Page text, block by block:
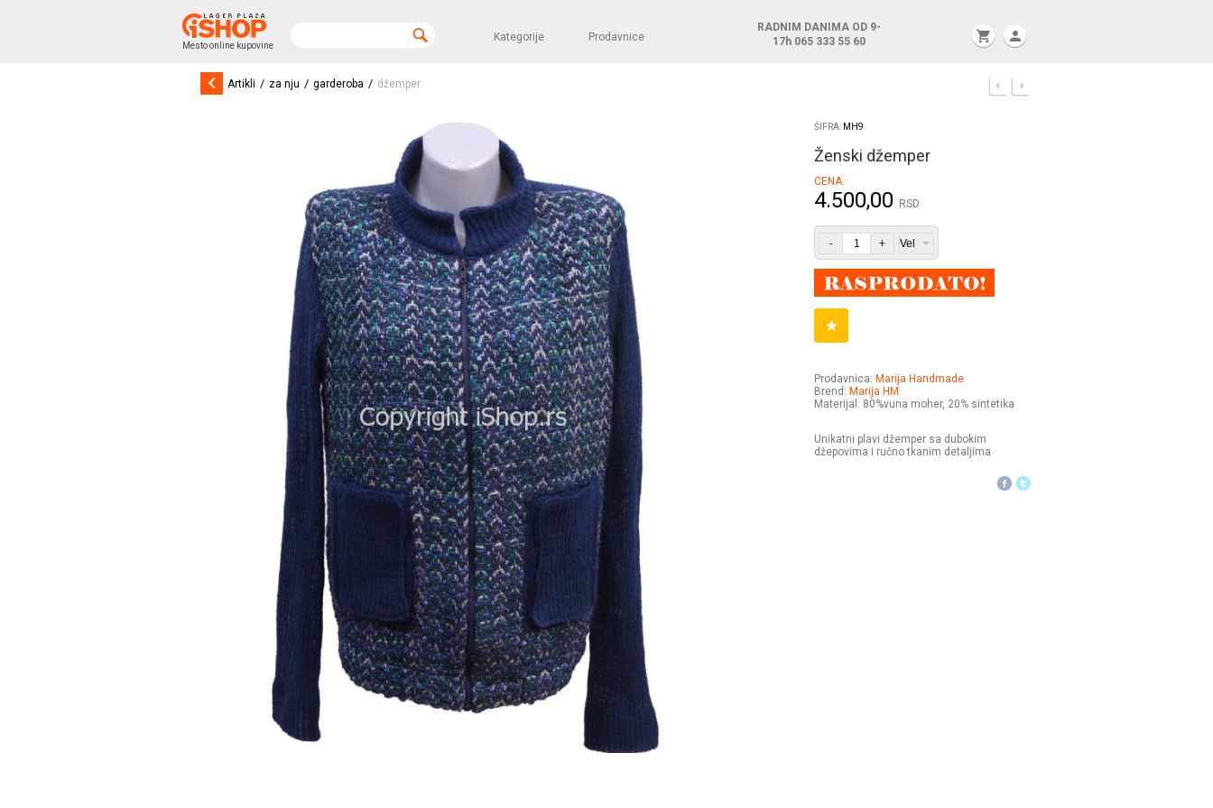
Mesto online kupovine
Kategorije Prodavnice
RADNIM DANIMA OD 9-
17h 065 333 55 60 shopping_cart person
keyboard_arrow_left Artikli / za nju / garderoba / džemper
ŠIFRA: MH9
Ženski džemper
CENA
4.500,00 RSD
- +
Prodavnica: Marija Handmade
Brend: Marija HM
Materijal: 80%vuna moher, 20% sintetika
Unikatni plavi džemper sa dubokim
džepovima i ručno tkanim detaljima